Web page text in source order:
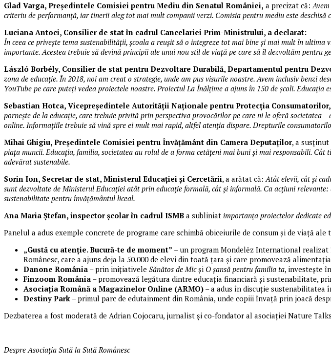
Glad Varga, Președintele Comisiei pentru Mediu din Senatul României, a precizat că:
criteriu de performanță, iar tinerii aleg tot mai mult companii verzi. Comisia pentru mediu este
Luciana Antoci, Consilier de stat în cadrul Cancelariei Prim-Ministrului, a declarat:
În ceea ce privește tema sustenabilității, școala a reușit să o integreze tot mai bine și mai mult în
importante. Acestea trebuie să devină principii ale unui nou stil de viață pe care să îl dezvoltăm pentru
László Borbély, Consilier de stat pentru Dezvoltare Durabilă, Departamentul pentru
zona de educație. În 2018, noi am creat o strategie, unde am pus visurile noastre. Avem inclusiv benzi
YouTube pe care puteți vedea proiectele noastre. ProiectulLa Înălțime a ajuns în 150 de școli. Educația
Sebastian Hotca, Vicepreședintele Autorității Naționale pentru Protecția Consumatorilor,
pornește de la educație, care trebuie privită prin perspectiva provocărilor pe care ni le oferă
online. Informațiile trebuie să vină spre ei mult mai rapid, altfel atenția dispare. Drepturile
Mihai Ghigiu, Președintele Comisiei pentru Învățământ din Camera Deputaților, a
piața muncii.Educația, familia, societatea au rolul de a forma cetățeni mai buni și mai responsabili. Cât
adevărat sustenabile.
Sorin Ion, Secretar de stat, Ministerul Educației și Cercetării, a arătat că:Atât elevii, cât și
sunt dezvoltate de Ministerul Educației atât prin educație formală, cât și informală. Ca acțiuni
sustenabilitate pentru învățământul liceal.
Ana Maria Ștefan, inspector școlar în cadrul ISMB a subliniat importanța proiectelor dedicate
Panelul a adus exemple concrete de programe care schimbă obiceiurile de consum și de viață
„Gustă cu atenție. Bucură-te de moment” – un program Mondelēz International
Românesc, care a ajuns deja la 50.000 de elevi din toată țara și care promovează
Danone România – prin inițiativele Sănătos de Micși O șansă pentru familia ta, investește
Finzoom România – promovează legătura dintre educația financiară și sustenabilitate,
Asociația Română a Magazinelor Online (ARMO) – a adus în discuție sustenabilitatea
Destiny Park – primul parc de edutainment din România, unde copiii învață prin joacă
Dezbaterea a fost moderată de Adrian Cojocaru, jurnalist și co-fondator al asociației Nature
Despre Asociaţia Sută la Sută Românesc